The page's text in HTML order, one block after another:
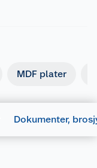
MDF plater
Dokumenter,